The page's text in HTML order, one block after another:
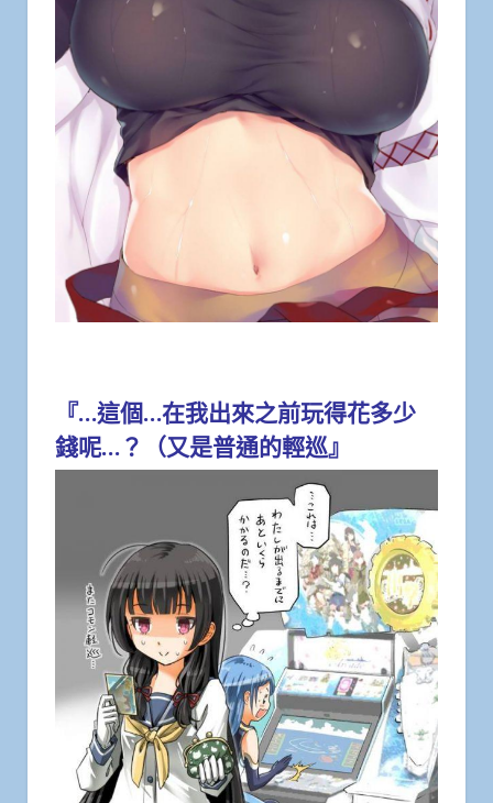
『…這個…在我出來之前玩得花多少
錢呢…？（又是普通的輕巡』